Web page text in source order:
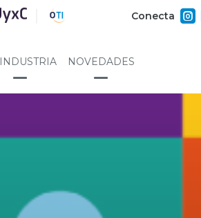
Conecta 
NOVEDADES